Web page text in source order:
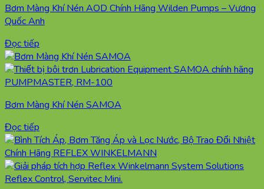
Bơm Màng Khí Nén AOD Chính Hãng Wilden Pumps – Vương
Quốc Anh
Đọc tiếp
Bơm Màng Khí Nén SAMOA
Đọc tiếp